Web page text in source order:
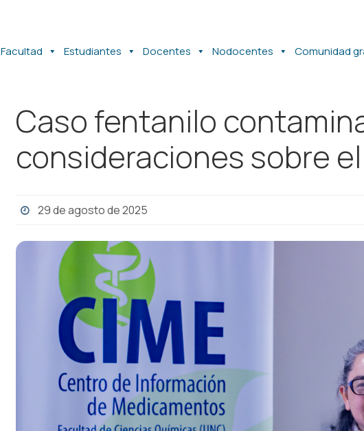
Facultad Estudiantes Docentes Nodocentes Comunidad
Caso fentanilo
consideraciones sobre
29 de agosto de 2025